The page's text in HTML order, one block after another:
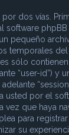
dos vías.
software
pequeño
temporales
sólo
“user-id”) y
usted por el
vez que haya
para
su